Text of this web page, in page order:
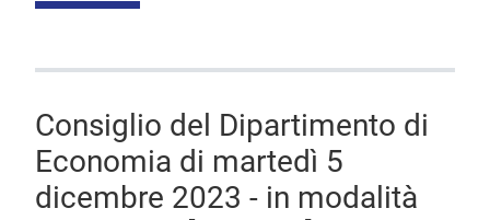
Consiglio del Dipartimento di
Economia di martedì 5
dicembre 2023 - in modalità